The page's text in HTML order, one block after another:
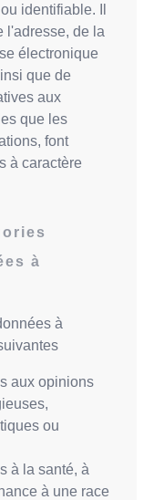
identifiable. Il
l'adresse, de la
électronique
que de
aux
que les
font
à caractère
à
à
aux opinions
ou
à la santé, à
à une race